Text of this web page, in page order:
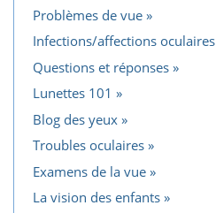
Problèmes de vue
Infections/affections oculaires
Questions et réponses
Lunettes 101
Blog des yeux
Troubles oculaires
Examens de la vue
La vision des enfants